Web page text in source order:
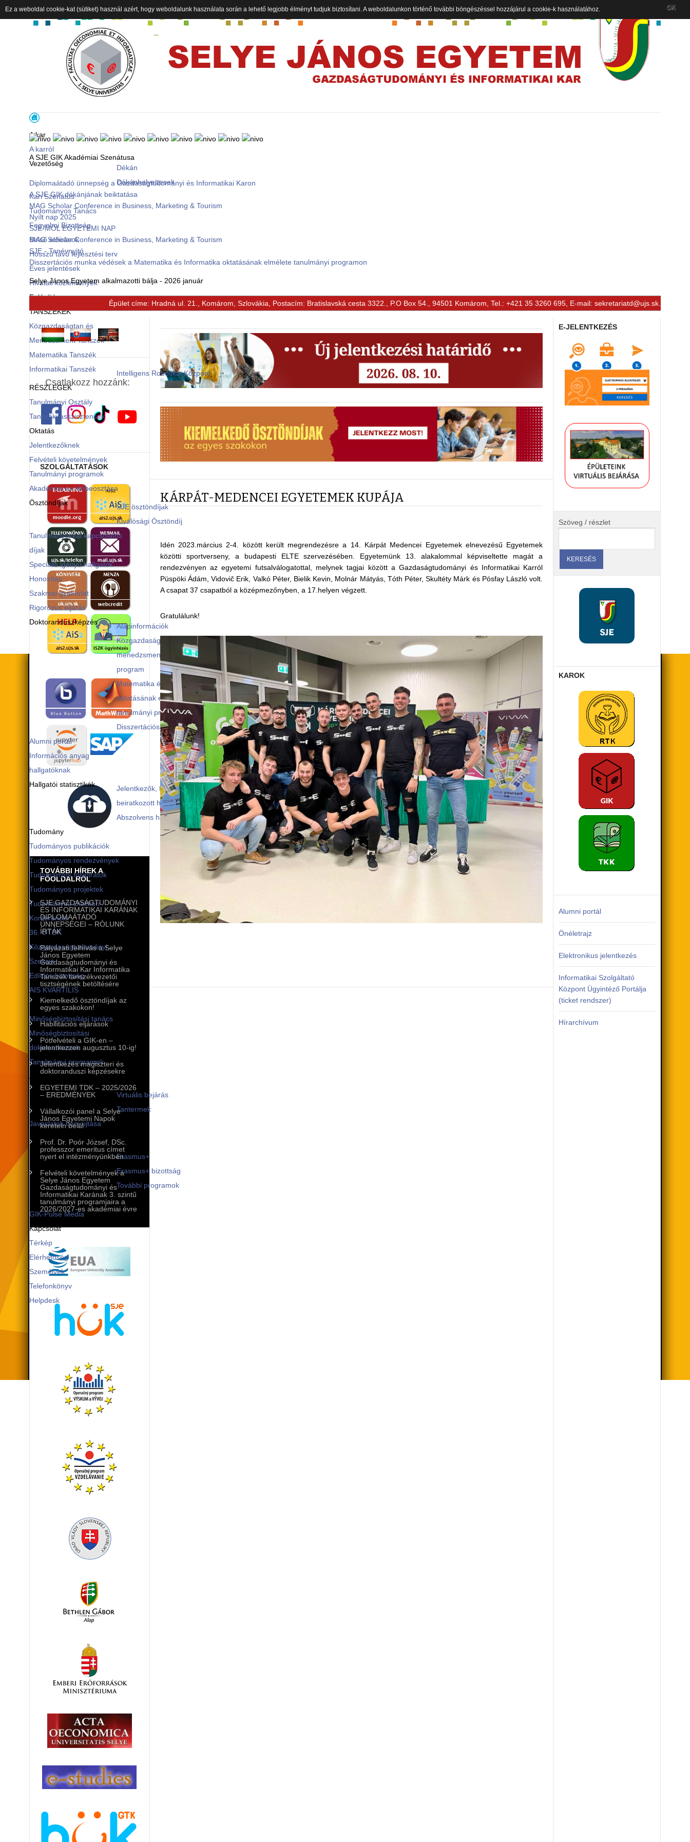
A kar
A karról
Vezetőség
Dékán
Dékánhelyettesek
Kari Szenátus
Tudományos Tanács
Fegyelmi Bizottság
Belső előírások
Hosszú távú fejlesztési terv
Éves jelentések
Hivatali közlemények
Felépítés
TANSZÉKEK
Közgazdaságtan és
Menedzsment Tanszék
Matematika Tanszék
Informatikai Tanszék
Intelligens Robotikai Központ
RÉSZLEGEK
Tanulmányi Osztály
Tanszéki asszisztensek
Oktatás
Jelentkezőknek
Felvételi követelmények
Tanulmányi programok
Akadémiai év időbeosztása
Ösztöndíjak
SJE ösztöndíjak
Kiválósági Ösztöndíj
Tanulmányokkal kapcsolatos
díjak
Speciális igényű hallgatók
Honosítás
Szakmai gyakorlat
Rigorózus eljárás
Doktoranduszképzés
Alapinformációk
Közgazdaságtan és vállalati
menedzsment tanulmányi
program
Matematika és informatika
oktatásának elmélete
tanulmányi program
Disszertációs munka védése
Alumni portál
Információs anyag
hallgatóknak
Hallgatói statisztikák
Jelentkezők, felvett és
beiratkozott hallgatók
Abszolvens hallgatók
Tudomány
Tudományos publikációk
Tudományos rendezvények
Tudományos folyóiratok
Tudományos projektek
Tudományos Diákköri
Konferencia
36. OTDK
Közgazdaságtudományi
Szekció
Edíciós bizottság
AIS KVARTILIS
Minőségbiztosítás
Minőségbiztosítási tanács
Minőségbiztosítási
dokumentumok
Tanulmányi programok
A tanulmányi programok
infrastruktúrája
Virtuális bejárás
Tantermek
Javaslatok benyújtása
Nemzetközi kapcsolatok
Mobilitási programok
Erasmus+
Erasmus+ bizottság
További programok
Kommunikáció és PR
GIK-Pulse Media
Kapcsolat
Térkép
Elérhetőség
Személyek
Telefonkönyv
Helpdesk
A SJE GIK Akadémiai Szenátusa
Diplomaátadó ünnepség a Gazdaságtudományi és Informatikai Karon
A SJE GIK dékánjának beiktatása
MAG Scholar Conference in Business, Marketing & Tourism
Nyílt nap 2025
SJE-MOL EGYETEMI NAP
MAG Scholar Conference in Business, Marketing & Tourism
SJE - Tanévnyitó
Disszertációs munka védések a Matematika és Informatika oktatásának elmélete tanulmányi programon
Selye János Egyetem alkalmazotti bálja - 2026 január
- byVinaGecko.com
Épület címe: Hradná ul. 21., Komárom, Szlovákia, Postacím: Bratislavská cesta 3322., P.O Box 54., 94501 Komárom, Tel.: +421 35 3260 695, E-mail: sekretariatd@ujs.sk
KÁRPÁT-MEDENCEI EGYETEMEK KUPÁJA
Idén 2023.március 2-4. között került megrendezésre a 14. Kárpát Medencei Egyetemek elnevezésű Egyetemek
közötti sportverseny, a budapesti ELTE szervezésében. Egyetemünk 13. alakalommal képviseltette magát a
rendezvényen az egyetemi futsalválogatottal, melynek tagjai között a Gazdaságtudományi és Informatikai Karról
Püspöki Ádám, Vidovič Erik, Valkó Péter, Bielik Kevin, Molnár Mátyás, Tóth Péter, Skultéty Márk és Pósfay László volt.
A csapat 37 csapatból a középmezőnyben, a 17.helyen végzett.
Gratulálunk!
E-JELENTKEZÉS
Szöveg / részlet
KAROK
Alumni portál
Önéletrajz
Elektronikus jelentkezés
Informatikai Szolgáltató
Központ Ügyintéző Portálja
(ticket rendszer)
Hírarchívum
Csatlakozz hozzánk:
SZOLGÁLTATÁSOK
TOVÁBBI HÍREK A
FŐOLDALRÓL
SJE GAZDASÁGTUDOMÁNYI
ÉS INFORMATIKAI KARÁNAK
DIPLOMAÁTADÓ
ÜNNEPSÉGEI – RÓLUNK
ÍRTÁK
Pályázati felhívás a Selye
János Egyetem
Gazdaságtudományi és
Informatikai Kar Informatika
Tanszék tanszékvezetői
tisztségének betöltésére
Kiemelkedő ösztöndíjak az
egyes szakokon!
Habilitációs eljárások
Pótfelvételi a GIK-en –
jelentkezzen augusztus 10-ig!
Jelentkezés magiszteri és
doktoranduszi képzésekre
EGYETEMI TDK – 2025/2026
– EREDMÉNYEK
Vállalkozói panel a Selye
János Egyetemi Napok
keretein belül
Prof. Dr. Poór József, DSc.
professzor emeritus címet
nyert el intézményünkben
Felvételi követelmények a
Selye János Egyetem
Gazdaságtudományi és
Informatikai Karának 3. szintű
tanulmányi programjaira a
2026/2027-es akadémiai évre
Ez a weboldal cookie-kat (sütiket) használ azért, hogy weboldalunk használata során a lehető legjobb élményt tudjuk biztosítani. A weboldalunkon történő további böngészéssel hozzájárul a cookie-k használatához. OK